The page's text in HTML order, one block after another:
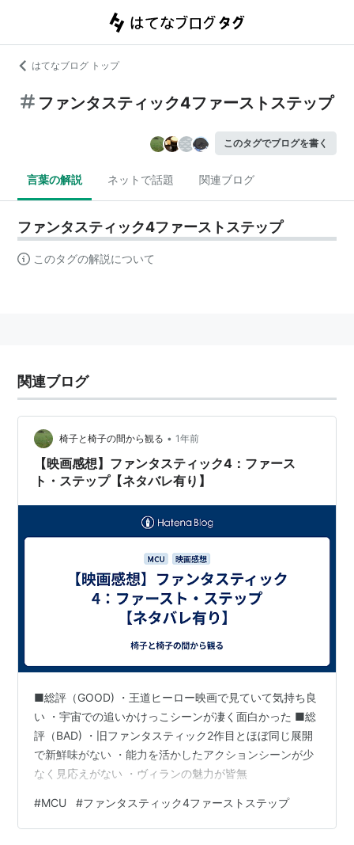
はてなブログ トップ
ファンタスティック4ファーストステップ
このタグでブログを書く
言葉の解説 ネットで話題 関連ブログ
ファンタスティック4ファーストステップ
このタグの解説について
関連ブログ
椅子と椅子の間から観る • 1年前
【映画感想】ファンタスティック4：ファース
ト・ステップ【ネタバレ有り】
■総評（GOOD) ・王道ヒーロー映画で見ていて気持ち良
い ・宇宙での追いかけっこシーンが凄く面白かった ■総
評（BAD) ・旧ファンタスティック2作目とほぼ同じ展開
で新鮮味がない ・能力を活かしたアクションシーンが少
なく見応えがない ・ヴィランの魅力が皆無
#MCU #ファンタスティック4ファーストステップ